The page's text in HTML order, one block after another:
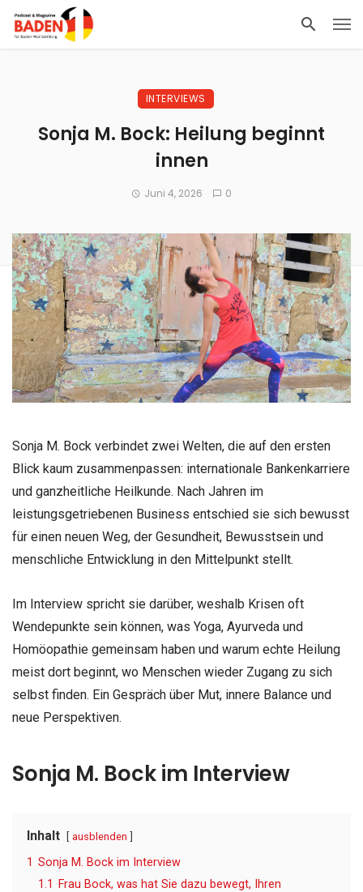
INTERVIEWS
Sonja M. Bock: Heilung beginnt
innen
Juni 4, 2026 0
Sonja M. Bock verbindet zwei Welten, die auf den ersten
Blick kaum zusammenpassen: internationale Bankenkarriere
und ganzheitliche Heilkunde. Nach Jahren im
leistungsgetriebenen Business entschied sie sich bewusst
für einen neuen Weg, der Gesundheit, Bewusstsein und
menschliche Entwicklung in den Mittelpunkt stellt.
Im Interview spricht sie darüber, weshalb Krisen oft
Wendepunkte sein können, was Yoga, Ayurveda und
Homöopathie gemeinsam haben und warum echte Heilung
meist dort beginnt, wo Menschen wieder Zugang zu sich
selbst finden. Ein Gespräch über Mut, innere Balance und
neue Perspektiven.
Sonja M. Bock im Interview
Inhalt ausblenden
1 Sonja M. Bock im Interview
1.1
Frau Bock, was hat Sie dazu bewegt, Ihren